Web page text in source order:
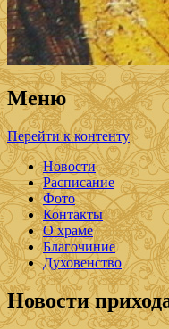
Меню
Перейти к контенту
Новости
Расписание
Фото
Контакты
О храме
Благочиние
Духовенство
Новости